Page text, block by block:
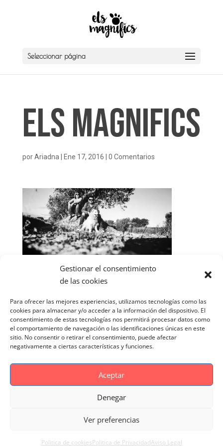
Gestionar el consentimiento
de las cookies
Para ofrecer las mejores experiencias, utilizamos tecnologías como las
cookies para almacenar y/o acceder a la información del dispositivo. El
consentimiento de estas tecnologías nos permitirá procesar datos como
el comportamiento de navegación o las identificaciones únicas en este
sitio. No consentir o retirar el consentimiento, puede afectar
negativamente a ciertas características y funciones.
Aceptar
Denegar
Ver preferencias
Politica de cookiesPolitica de PrivacidadAviso Legal
Seleccionar página
Els Magnifics
porAriadna Ene 17, 2016 0 Comentarios
Politica de Privacidad
Reportaje Magnific